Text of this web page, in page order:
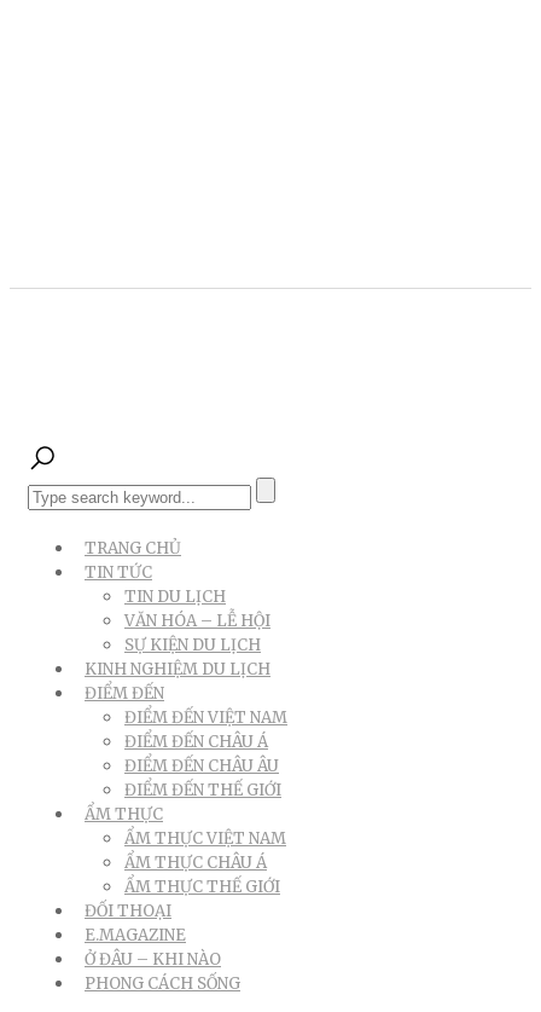
TRANG CHỦ
TIN TỨC
TIN DU LỊCH
VĂN HÓA – LỄ HỘI
SỰ KIỆN DU LỊCH
KINH NGHIỆM DU LỊCH
ĐIỂM ĐẾN
ĐIỂM ĐẾN VIỆT NAM
ĐIỂM ĐẾN CHÂU Á
ĐIỂM ĐẾN CHÂU ÂU
ĐIỂM ĐẾN THẾ GIỚI
ẨM THỰC
ẨM THỰC VIỆT NAM
ẨM THỰC CHÂU Á
ẨM THỰC THẾ GIỚI
ĐỐI THOẠI
E.MAGAZINE
Ở ĐÂU – KHI NÀO
PHONG CÁCH SỐNG